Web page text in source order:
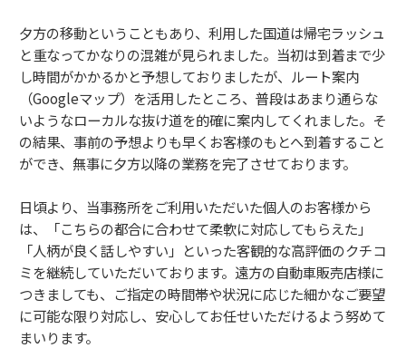
夕方の移動ということもあり、利用した国道は帰宅ラッシュ
と重なってかなりの混雑が見られました。当初は到着まで少
し時間がかかるかと予想しておりましたが、ルート案内
（Googleマップ）を活用したところ、普段はあまり通らな
いようなローカルな抜け道を的確に案内してくれました。そ
の結果、事前の予想よりも早くお客様のもとへ到着すること
ができ、無事に夕方以降の業務を完了させております。
日頃より、当事務所をご利用いただいた個人のお客様から
は、「こちらの都合に合わせて柔軟に対応してもらえた」
「人柄が良く話しやすい」といった客観的な高評価のクチコ
ミを継続していただいております。遠方の自動車販売店様に
つきましても、ご指定の時間帯や状況に応じた細かなご要望
に可能な限り対応し、安心してお任せいただけるよう努めて
まいります。